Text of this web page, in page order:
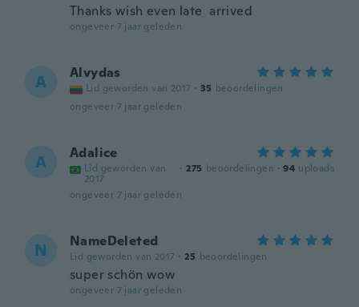
Thanks wish even late arrived
ongeveer 7 jaar geleden
A Alvydas
Lid geworden van 2017 · 35 beoordelingen
ongeveer 7 jaar geleden
A Adalice
Lid geworden van
2017
· 275 beoordelingen · 94 uploads
ongeveer 7 jaar geleden
N NameDeleted
Lid geworden van 2017 · 25 beoordelingen
super schön wow
ongeveer 7 jaar geleden